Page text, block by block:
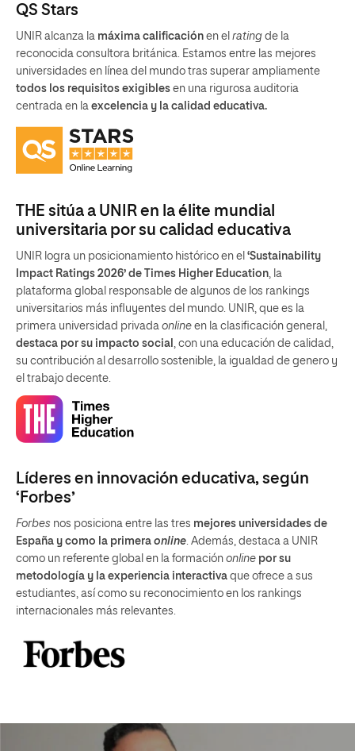
QS Stars
UNIR alcanza la máxima calificación en el rating de la
reconocida consultora británica. Estamos entre las mejores
universidades en línea del mundo tras superar ampliamente
todos los requisitos exigibles en una rigurosa auditoria
centrada en la excelencia y la calidad educativa.
THE sitúa a UNIR en la élite mundial
universitaria por su calidad educativa
UNIR logra un posicionamiento histórico en el ‘Sustainability
Impact Ratings 2026’ de Times Higher Education, la
plataforma global responsable de algunos de los rankings
universitarios más influyentes del mundo. UNIR, que es la
primera universidad privada online en la clasificación general,
destaca por su impacto social , con una educación de calidad,
su contribución al desarrollo sostenible, la igualdad de genero y
el trabajo decente.
Líderes en innovación educativa, según
‘Forbes’
Forbes nos posiciona entre las tres mejores universidades de
España y como la primera online . Además, destaca a UNIR
como un referente global en la formación online por su
metodología y la experiencia interactiva que ofrece a sus
estudiantes, así como su reconocimiento en los rankings
internacionales más relevantes.